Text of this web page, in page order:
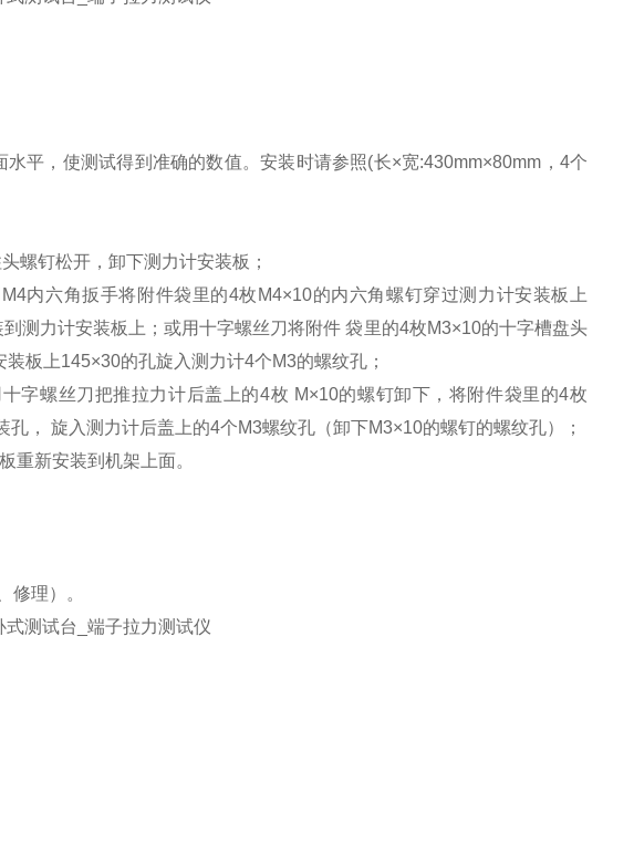
平，使测试得到准确的数值。安装时请参照(长×宽:430mm×80mm，4个
螺钉松开，卸下测力计安装板；
内六角扳手将附件袋里的4枚M4×10的内六角螺钉穿过测力计安装板上
测力计安装板上；或用十字螺丝刀将附件 袋里的4枚M3×10的十字槽盘头
板上145×30的孔旋入测力计4个M3的螺纹孔；
字螺丝刀把推拉力计后盖上的4枚 M×10的螺钉卸下，将附件袋里的4枚
， 旋入测力计后盖上的4个M3螺纹孔（卸下M3×10的螺钉的螺纹孔）；
重新安装到机架上面。
修理）。